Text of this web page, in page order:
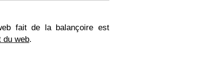
fait de la balançoire est
du web.